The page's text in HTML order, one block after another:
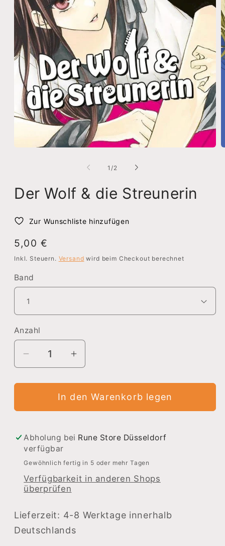
1 /Von
2
Der Wolf & die Streunerin
Zur Wunschliste hinzufügen
Normaler
Preis
5,00 €
Inkl. Steuern. Versand wird beim Checkout berechnet
Band
Anzahl
Verringere
Menge
Der
&amp;
die
Streunerin
Erhöhe
Menge
für
Der
&amp;
Streunerin
In den Warenkorb legen
Abholung bei Rune Store Düsseldorf
verfügbar
Gewöhnlich fertig in 5 oder mehr Tagen
Verfügbarkeit in anderen Shops
überprüfen
Lieferzeit: 4-8 Werktage innerhalb
Deutschlands